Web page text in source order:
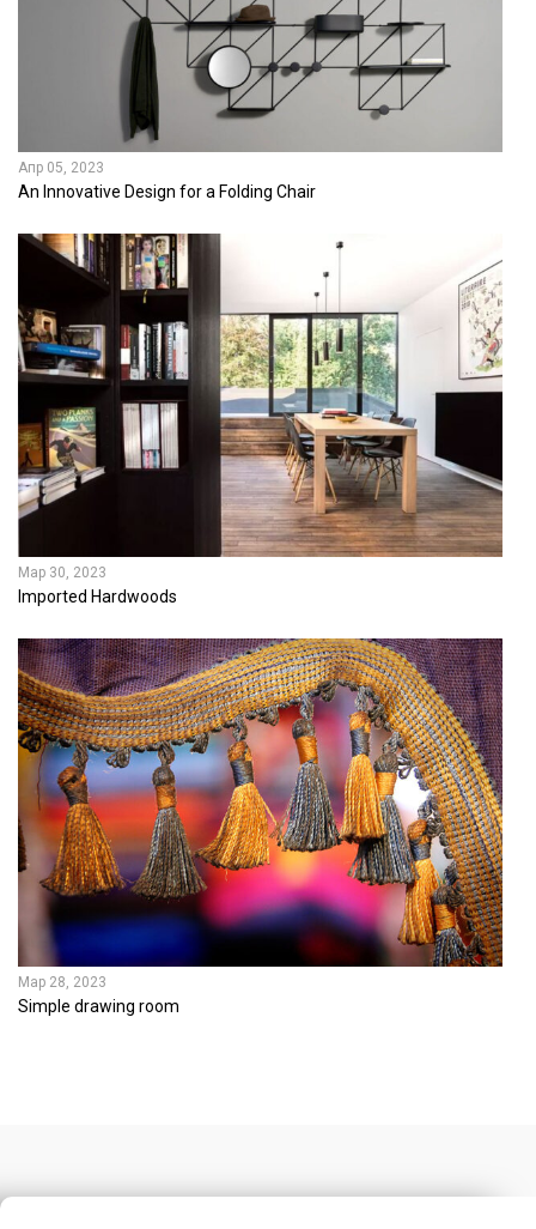
Апр 05, 2023
An Innovative Design for a Folding Chair
Мар 30, 2023
Imported Hardwoods
Мар 28, 2023
Simple drawing room